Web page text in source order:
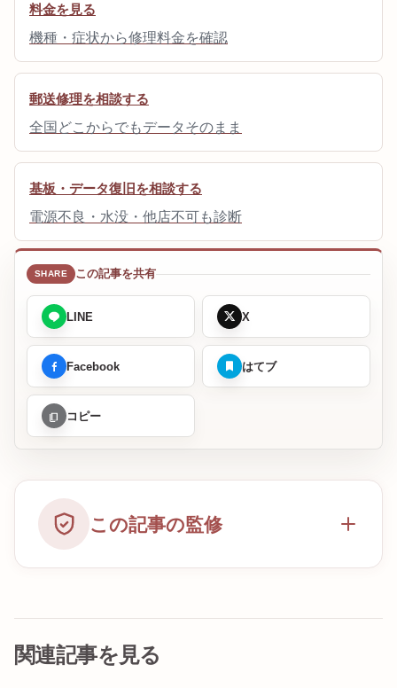
料金を見る
機種・症状から修理料金を確認
郵送修理を相談する
全国どこからでもデータそのまま
基板・データ復旧を相談する
電源不良・水没・他店不可も診断
この記事を共有
LINE X
Facebook はてブ
コピー
この記事の監修
関連記事を見る